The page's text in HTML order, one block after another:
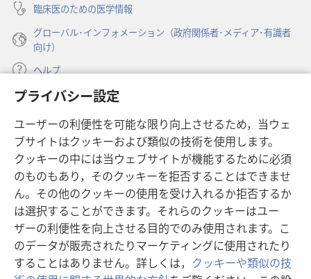
プライバシー設定
ユーザーの利便性を可能な限り向上させるため，当ウェ
ブサイトはクッキーおよび類似の技術を使用します。
クッキーの中には当ウェブサイトが機能するために必須
のものもあり，そのクッキーを拒否することはできませ
ん。その他のクッキーの使用を受け入れるか拒否するか
は選択することができます。それらのクッキーはユー
ザーの利便性を向上させる目的でのみ使用されます。こ
のデータが販売されたりマーケティングに使用されたり
することはありません。詳しくは， クッキーや類似の技
臨床医のための医学情報
グローバル･インフォメーション（政府関係者･メディア･有識者
向け）
ヘルプ
寄付
し
い
タ
ブ
で
開
く）
ものみの塔 オンライン・ライブラリー
（新
し
い
タ
ブ
で
開
く）
JW Hub ®
（新
し
い
タ
ブ
で
開
JW Library ®
Watchtower Library®